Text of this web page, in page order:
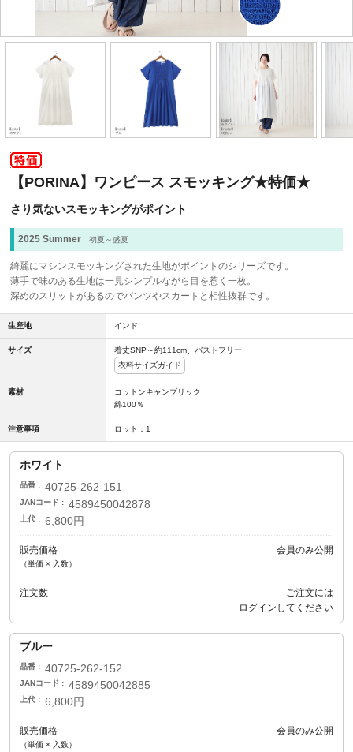
【PORINA】ワンピース スモッキング★特価★
さり気ないスモッキングがポイント
2025 Summer 初夏～盛夏
綺麗にマシンスモッキングされた生地がポイントのシリーズです。
薄手で味のある生地は一見シンプルながら目を惹く一枚。
深めのスリットがあるのでパンツやスカートと相性抜群です。
生産地 インド
サイズ
着丈SNP～約111cm、バストフリー
衣料サイズガイド
素材
コットンキャンブリック
綿100％
注意事項 ロット：1
ホワイト
品番 40725-262-151
JANコード 4589450042878
上代 6,800円
販売価格
（単価 × 入数）
会員のみ公開
注文数
ご注文には
ログイン してください
ブルー
品番 40725-262-152
JANコード 4589450042885
上代 6,800円
販売価格
（単価 × 入数）
会員のみ公開